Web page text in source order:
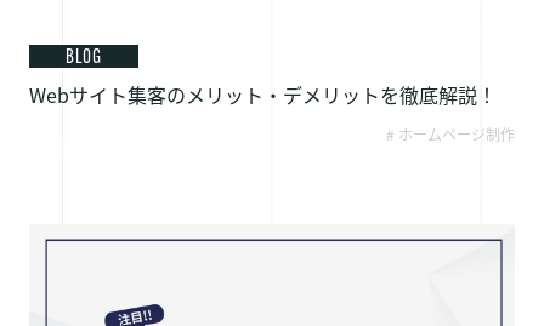
弊社の特徴
BLOG
Webサイト集客のメリット・デメリットを徹底解説！
# ホームページ制作